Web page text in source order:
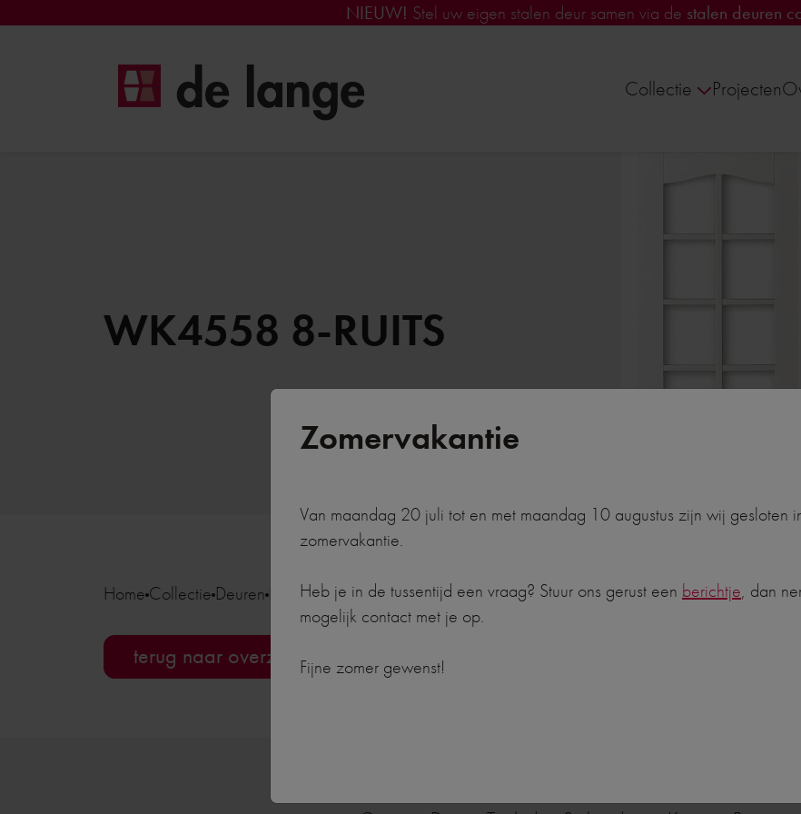
NIEUW! Stel uw eigen stalen deur samen via de stalen deuren
Collectie Projecten
WK4558 8-RUITS
Home Collectie Deuren Deuren voor buitenTuindeuren WK4558 8-RUITS
terug naar overzicht
Zomervakantie
Van maandag 20 juli tot en met maandag 10 augustus zijn wij gesloten
zomervakantie.
Heb je in de tussentijd een vraag? Stuur ons gerust een berichtje, dan
mogelijk contact met je op.
Fijne zomer gewenst!